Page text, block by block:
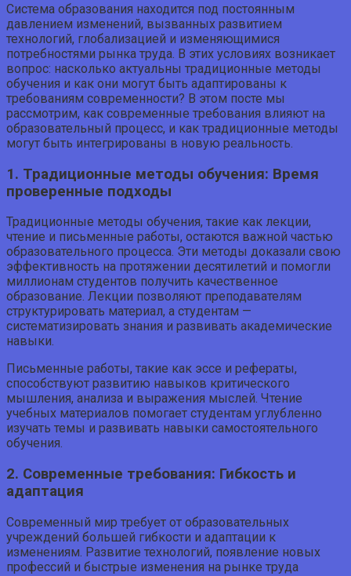
Система образования находится под постоянным
давлением изменений, вызванных развитием
технологий, глобализацией и изменяющимися
потребностями рынка труда. В этих условиях возникает
вопрос: насколько актуальны традиционные методы
обучения и как они могут быть адаптированы к
требованиям современности? В этом посте мы
рассмотрим, как современные требования влияют на
образовательный процесс, и как традиционные методы
могут быть интегрированы в новую реальность.
1. Традиционные методы обучения: Время
проверенные подходы
Традиционные методы обучения, такие как лекции,
чтение и письменные работы, остаются важной частью
образовательного процесса. Эти методы доказали свою
эффективность на протяжении десятилетий и помогли
миллионам студентов получить качественное
образование. Лекции позволяют преподавателям
структурировать материал, а студентам —
систематизировать знания и развивать академические
навыки.
Письменные работы, такие как эссе и рефераты,
способствуют развитию навыков критического
мышления, анализа и выражения мыслей. Чтение
учебных материалов помогает студентам углубленно
изучать темы и развивать навыки самостоятельного
обучения.
2. Современные требования: Гибкость и
адаптация
Современный мир требует от образовательных
учреждений большей гибкости и адаптации к
изменениям. Развитие технологий, появление новых
профессий и быстрые изменения на рынке труда